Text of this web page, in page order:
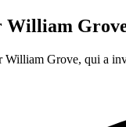
William
Grove, qui a